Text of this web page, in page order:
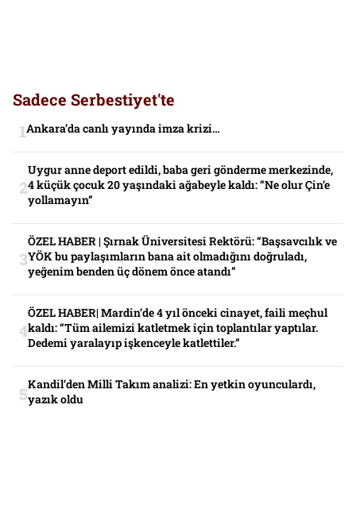
Sadece Serbestiyet'te
Ankara’da canlı yayında imza krizi…
Uygur anne deport edildi, baba geri gönderme merkezinde,
4 küçük çocuk 20 yaşındaki ağabeyle kaldı: “Ne olur Çin’e
yollamayın”
ÖZEL HABER | Şırnak Üniversitesi Rektörü: “Başsavcılık ve
YÖK bu paylaşımların bana ait olmadığını doğruladı,
yeğenim benden üç dönem önce atandı”
ÖZEL HABER| Mardin’de 4 yıl önceki cinayet, faili meçhul
kaldı: “Tüm ailemizi katletmek için toplantılar yaptılar.
Dedemi yaralayıp işkenceyle katlettiler.”
Kandil’den Milli Takım analizi: En yetkin oyunculardı,
yazık oldu